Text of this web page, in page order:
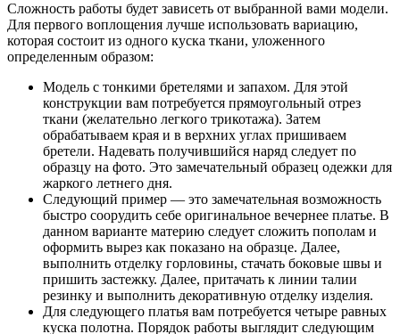
Сложность работы будет зависеть от выбранной вами модели.
Для первого воплощения лучше использовать вариацию,
которая состоит из одного куска ткани, уложенного
определенным образом:
Модель с тонкими бретелями и запахом. Для этой
конструкции вам потребуется прямоугольный отрез
ткани (желательно легкого трикотажа). Затем
обрабатываем края и в верхних углах пришиваем
бретели. Надевать получившийся наряд следует по
образцу на фото. Это замечательный образец одежки для
жаркого летнего дня.
Следующий пример — это замечательная возможность
быстро соорудить себе оригинальное вечернее платье. В
данном варианте материю следует сложить пополам и
оформить вырез как показано на образце. Далее,
выполнить отделку горловины, стачать боковые швы и
пришить застежку. Далее, притачать к линии талии
резинку и выполнить декоративную отделку изделия.
Для следующего платья вам потребуется четыре равных
куска полотна. Порядок работы выглядит следующим